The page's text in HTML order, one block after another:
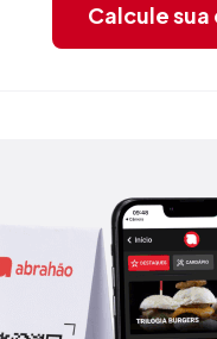
Calcule